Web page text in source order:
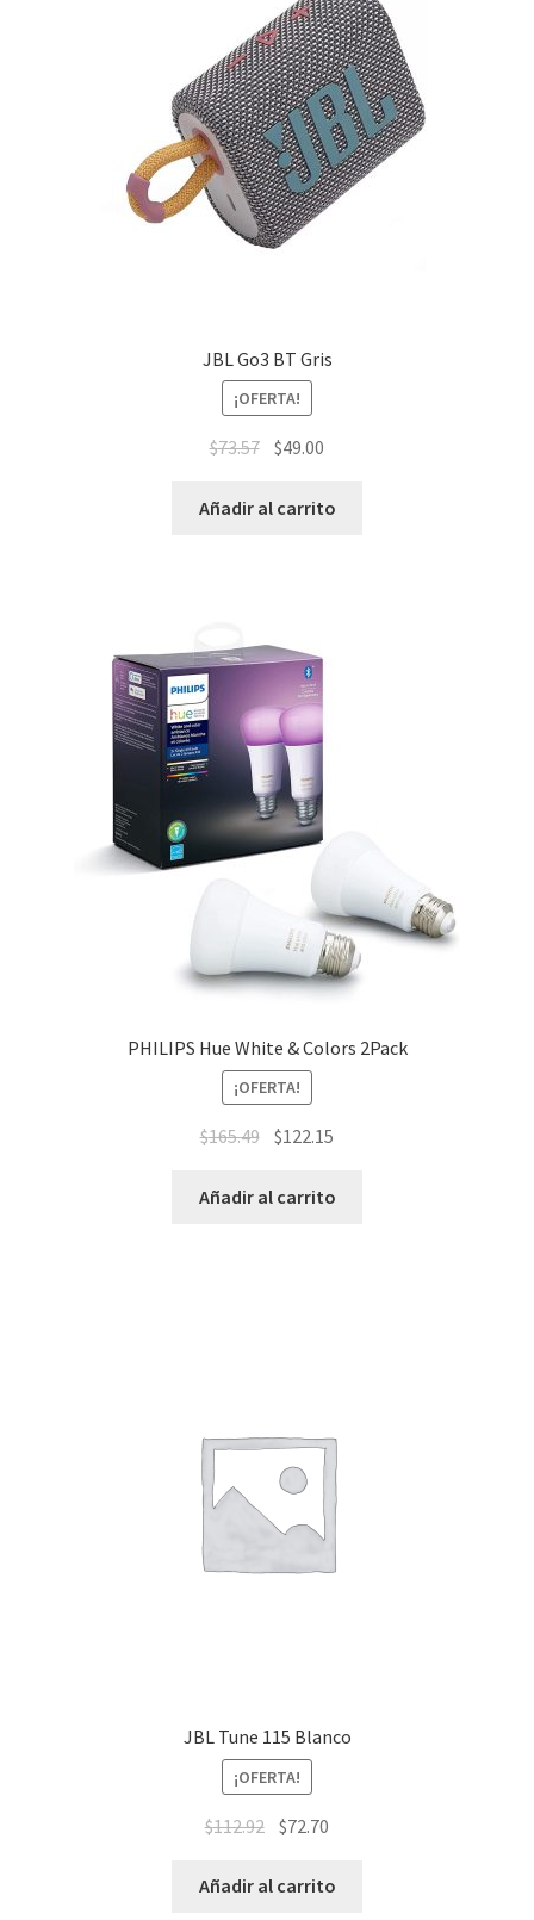
JBL Go3 BT Gris
¡OFERTA!
$73.57 $49.00
Añadir al carrito
PHILIPS Hue White & Colors 2Pack
¡OFERTA!
$165.49 $122.15
Añadir al carrito
JBL Tune 115 Blanco
¡OFERTA!
$112.92 $72.70
Añadir al carrito